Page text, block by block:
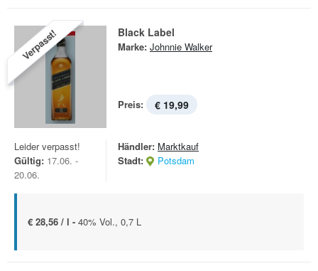
Verpasst! Black Label
Marke: Johnnie Walker
Preis: € 19,99
Leider verpasst!
Gültig: 17.06. -
20.06.
Händler: Marktkauf
Stadt:
Potsdam
€ 28,56 / l - 40% Vol., 0,7 L